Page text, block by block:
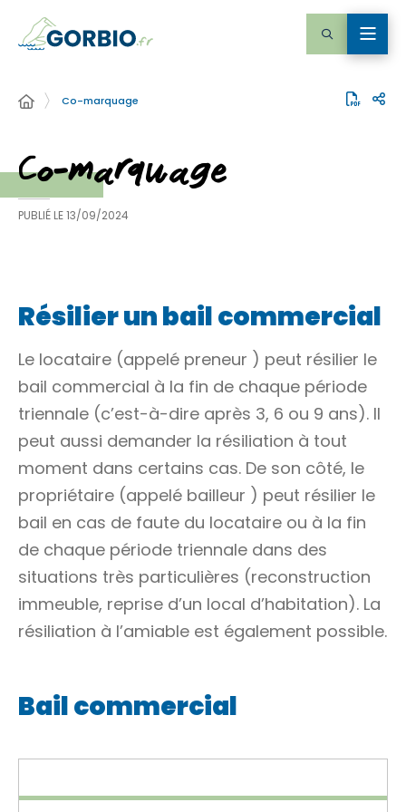
Co-marquage
Co-marquage
PUBLIÉ LE13/09/2024
Résilier un bail commercial
Le locataire (appelé preneur ) peut résilier le
bail commercial à la fin de chaque période
triennale (c’est-à-dire après 3, 6 ou 9 ans). Il
peut aussi demander la résiliation à tout
moment dans certains cas. De son côté, le
propriétaire (appelé bailleur ) peut résilier le
bail en cas de faute du locataire ou à la fin
de chaque période triennale dans des
situations très particulières (reconstruction
immeuble, reprise d’un local d’habitation). La
résiliation à l’amiable est également possible.
Bail commercial